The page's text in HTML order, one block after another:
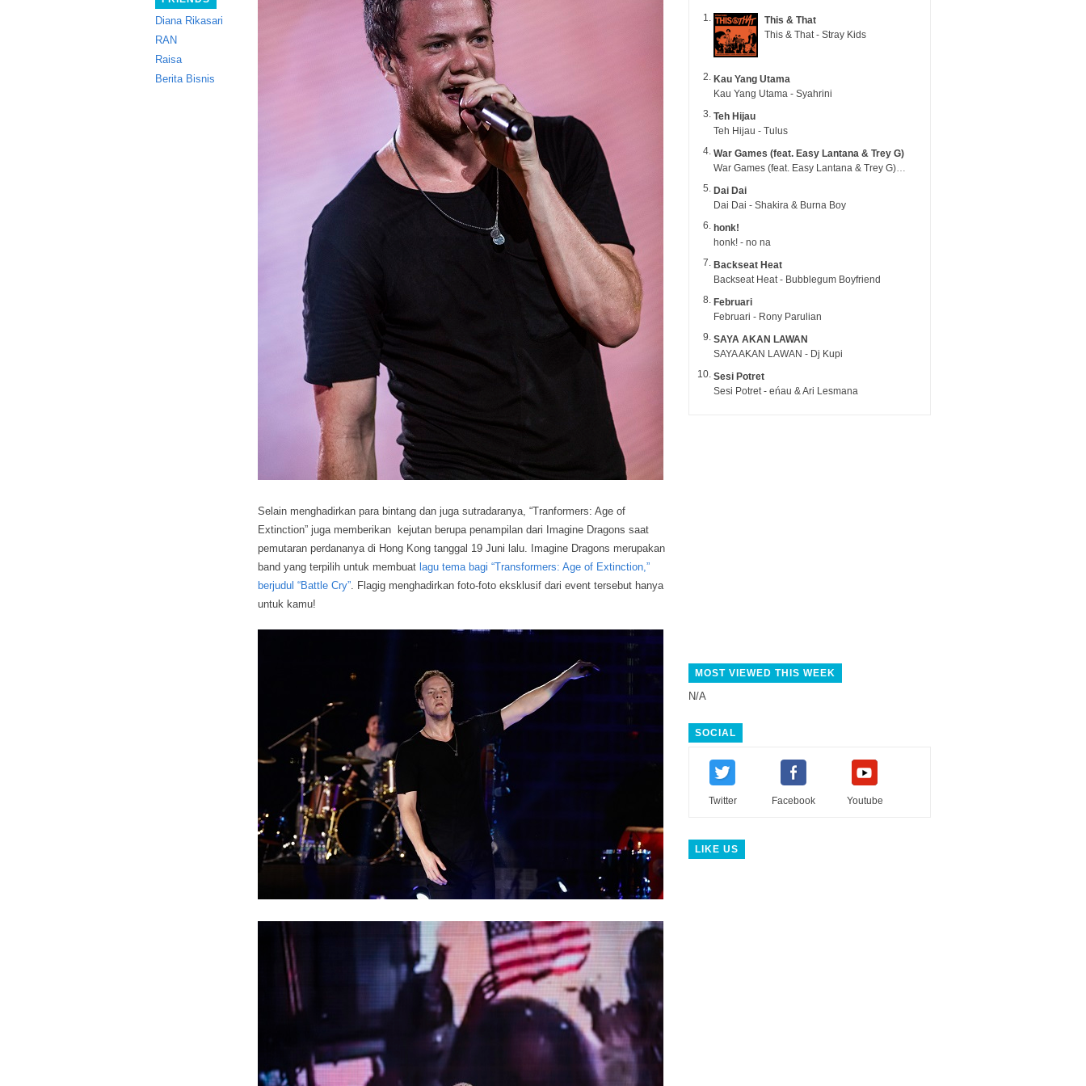
Diana Rikasari
RAN
Raisa
Berita Bisnis
Selain menghadirkan para bintang dan juga sutradaranya, “Tranformers: Age of
Extinction” juga memberikan kejutan berupa penampilan dari Imagine Dragons saat
pemutaran perdananya di Hong Kong tanggal 19 Juni lalu. Imagine Dragons merupakan
band yang terpilih untuk membuat lagu tema bagi “Transformers: Age of Extinction,”
berjudul “Battle Cry”. Flagig menghadirkan foto-foto eksklusif dari event tersebut hanya
untuk kamu!
This & That
This & That - Stray Kids
Kau Yang Utama
Kau Yang Utama - Syahrini
Teh Hijau
Teh Hijau - Tulus
War Games (feat. Easy Lantana & Trey G)
War Games (feat. Easy Lantana & Trey G) - Trub
Dai Dai
Dai Dai - Shakira & Burna Boy
honk!
honk! - no na
Backseat Heat
Backseat Heat - Bubblegum Boyfriend
Februari
Februari - Rony Parulian
SAYA AKAN LAWAN
SAYA AKAN LAWAN - Dj Kupi
Sesi Potret
Sesi Potret - eńau & Ari Lesmana
MOST VIEWED THIS WEEK
N/A
SOCIAL
Twitter Facebook Youtube
LIKE US